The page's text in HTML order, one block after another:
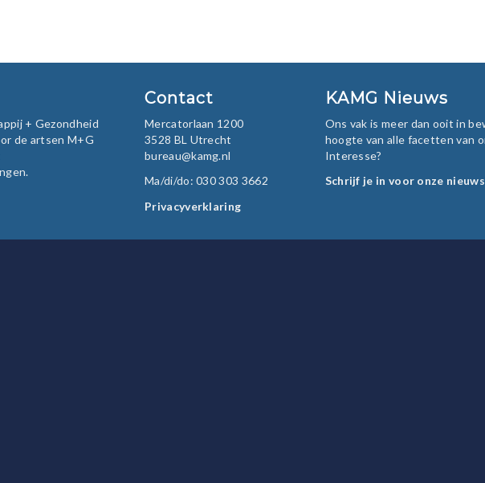
+ Gezondheid
de artsen M+G
Contact
Mercatorlaan 1200
3528 BL Utrecht
bureau@kamg.nl
Ma/di/do: 030 303 3662
Privacyverklaring
KAMG Nieuws
Ons vak is meer dan ooit in
hoogte van alle facetten van
Interesse?
Schrijf je in voor onze